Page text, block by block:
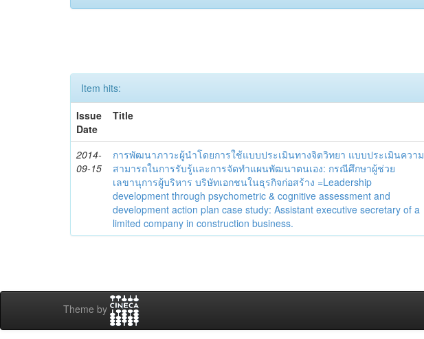
Item hits:
Issue
Date
Title
2014-
09-15
การพัฒนาภาวะผู้นำโดยการใช้แบบประเมินทางจิตวิทยา แบบประเมินความ
สามารถในการรับรู้และการจัดทำแผนพัฒนาตนเอง: กรณีศึกษาผู้ช่วย
เลขานุการผู้บริหาร บริษัทเอกชนในธุรกิจก่อสร้าง =Leadership
development through psychometric & cognitive assessment and
development action plan case study: Assistant executive secretary of a
limited company in construction business.
Theme by